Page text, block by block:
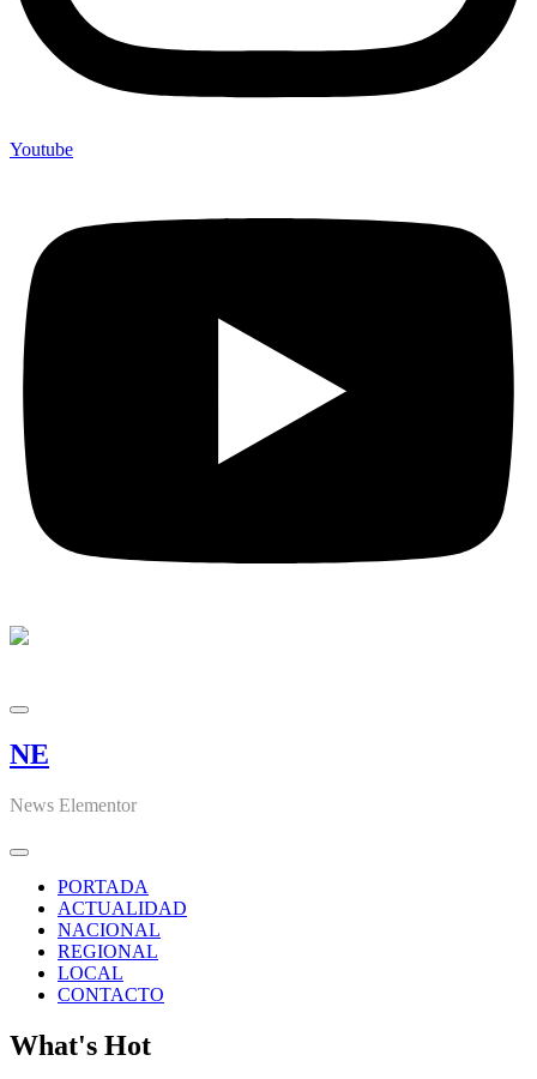
Youtube
NE
News Elementor
PORTADA
ACTUALIDAD
NACIONAL
REGIONAL
LOCAL
CONTACTO
What's Hot